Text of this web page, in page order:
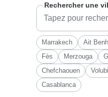
Rechercher une
Marrakech Ait
Fès
Merzouga
Chefchaouen
Casablanca